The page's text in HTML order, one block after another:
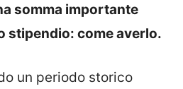
somma importante
stipendio: come averlo.
un periodo storico